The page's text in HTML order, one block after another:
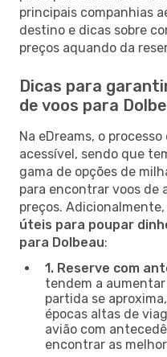
principais companhias
destino e dicas sobre
preços aquando da
Dicas para
de voos para
Na eDreams, o
acessível, sendo que
gama de opções de
para encontrar voos de
preços.
úteis para poupar
para Dolbeau:
1. Reserve com
tendem a
partida se
épocas altas de
avião com
encontrar as